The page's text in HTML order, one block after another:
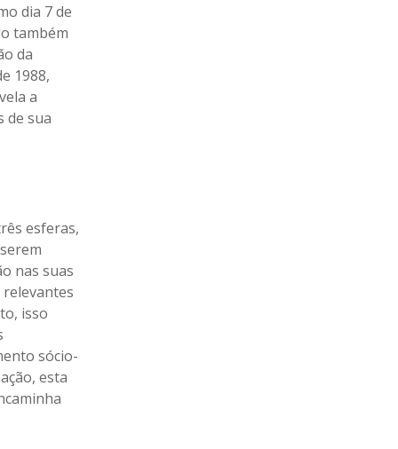
dia 7 de
também
da
1988,
a
de sua
esferas,
nas suas
isso
sócio-
esta